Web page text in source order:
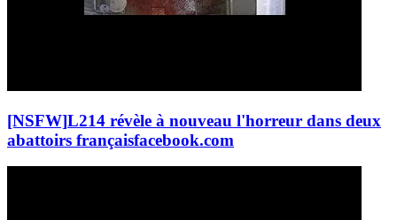
[NSFW]L214 révèle à nouveau l'horreur dans deux
abattoirs françaisfacebook.com